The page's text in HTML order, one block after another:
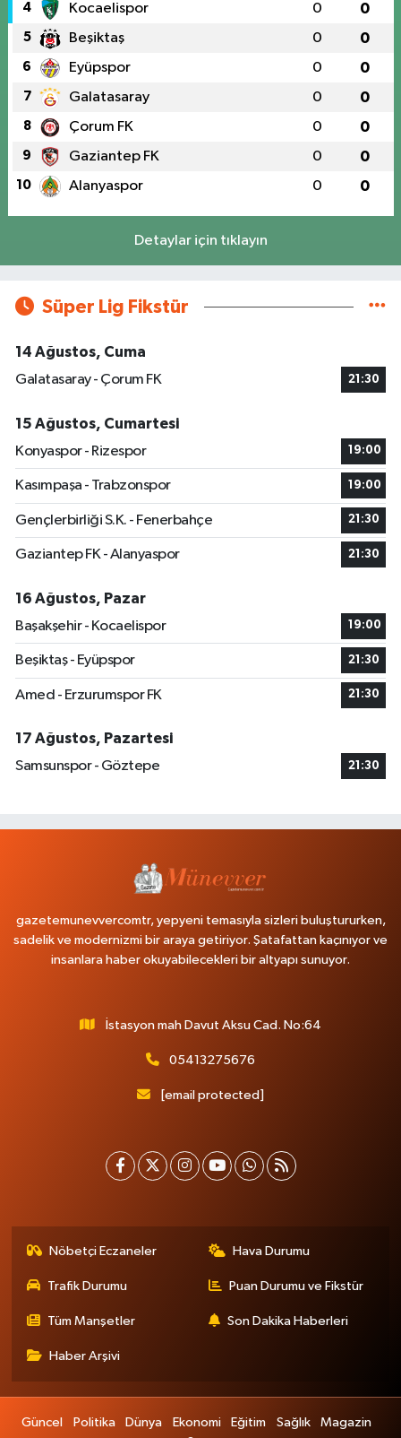
4 Kocaelispor 0 0
5 Beşiktaş 0 0
6 Eyüpspor 0 0
7 Galatasaray 0 0
8 Çorum FK 0 0
9 Gaziantep FK 0 0
10 Alanyaspor 0 0
Detaylar için tıklayın
Süper Lig Fikstür
14 Ağustos, Cuma
Galatasaray - Çorum FK
21:30
15 Ağustos, Cumartesi
Konyaspor - Rizespor
19:00
Kasımpaşa - Trabzonspor 19:00
Gençlerbirliği S.K. - Fenerbahçe 21:30
Gaziantep FK - Alanyaspor 21:30
16 Ağustos, Pazar
Başakşehir - Kocaelispor
19:00
Beşiktaş - Eyüpspor 21:30
Amed - Erzurumspor FK 21:30
17 Ağustos, Pazartesi
Samsunspor - Göztepe
21:30
gazetemunevvercomtr, yepyeni temasıyla sizleri buluştururken,
sadelik ve modernizmi bir araya getiriyor. Şatafattan kaçınıyor ve
insanlara haber okuyabilecekleri bir altyapı sunuyor.
İstasyon mah Davut Aksu Cad. No:64
05413275676
[email protected]
Nöbetçi Eczaneler Hava Durumu
Trafik Durumu Puan Durumu ve Fikstür
Tüm Manşetler Son Dakika Haberleri
Haber Arşivi
Güncel Politika Dünya Ekonomi Eğitim Sağlık
Magazin